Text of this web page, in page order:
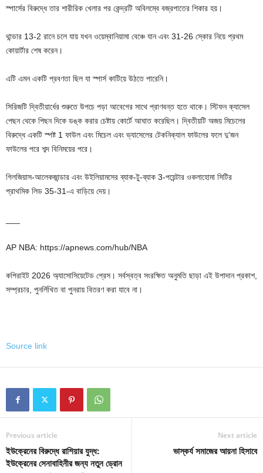
স্পার্সের বিরুদ্ধে তার শারীরিক খেলার পর কেন্দ্রটি অবিলম্বে বজ্রপাতের শিকার হয়।
থান্ডার 13-2 রানে চলে যায় যখন ওয়েম্বানিয়ামা বেঞ্চে যান এবং 31-26 স্কোর নিয়ে প্রথম
কোয়ার্টার শেষ করেন।
এটি এমন একটি প্রবণতা ছিল যা স্পার্স কাটিয়ে উঠতে পারেনি।
সিরিজটি দ্বিতীয়ার্ধের শুরুতে উপচে পড়া আবেগের সাথে প্রাণবন্ত হতে থাকে। স্টিফন ক্যাসেল
পেছন থেকে পিছন দিকে ডঙ্ক করার চেষ্টায় কোর্টে আঘাত করেছিল। দ্বিতীয়টি অজয় ​​মিচেলের
বিরুদ্ধে একটি স্পষ্ট 1 ফাউল এবং মিচেল এবং ভ্যাসেলের টেকনিক্যাল ফাউলের ​​ফলে দু’জন
ফাউলের ​​পরে শব্দ বিনিময়ের পরে।
গিলজিয়াস-আলেকজান্ডার এবং উইলিয়ামসের ব্যাক-টু-ব্যাক 3-পয়েন্টার ওকলাহোমা সিটির
প্রাথমিক লিড 35-31-এ বাড়িয়ে দেয়।
AP NBA: https://apnews.com/hub/NBA
কপিরাইট 2026 অ্যাসোসিয়েটেড প্রেস। সর্বস্বত্ব সংরক্ষিত অনুমতি ছাড়া এই উপাদান প্রকাশ,
সম্প্রচার, পুনর্লিখিত বা পুনরায় বিতরণ করা যাবে না।
Source link
Previous article
ইউক্রেনের বিরুদ্ধে রাশিয়ার যুদ্ধ:
ইউক্রেনের সেনাবাহিনীর জন্য নতুন ড্রোন
Next article
ভাস্কর্য সমাজের আয়না হিসাবে